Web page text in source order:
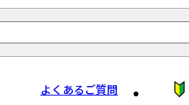
よくあるご質問